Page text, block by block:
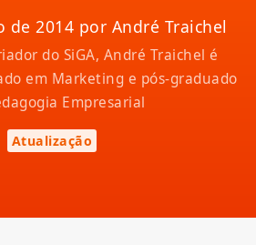
de 2014 por André Traichel
do SiGA, André Traichel é
em Marketing e pós-graduado
Empresarial
Atualização